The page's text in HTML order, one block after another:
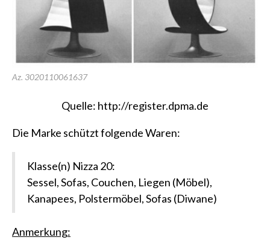
Az. 3020110061637
Quelle: http://register.dpma.de
Die Marke schützt folgende Waren:
Klasse(n) Nizza 20:
Sessel, Sofas, Couchen, Liegen (Möbel),
Kanapees, Polstermöbel, Sofas (Diwane)
Anmerkung: